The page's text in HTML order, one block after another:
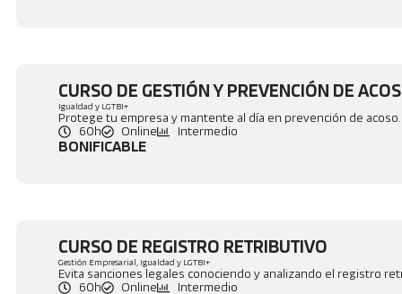
CURSO DE GESTIÓN Y PREVENCIÓN DE
Igualdad y LGTBI+
Protege tu empresa y mantente al día en prevención de acoso.
60h
Online Intermedio
BONIFICABLE
CURSO DE REGISTRO RETRIBUTIVO
Gestión Empresarial Igualdad y LGTBI+
Evita sanciones legales conociendo y analizando el registro
60h
Online Intermedio